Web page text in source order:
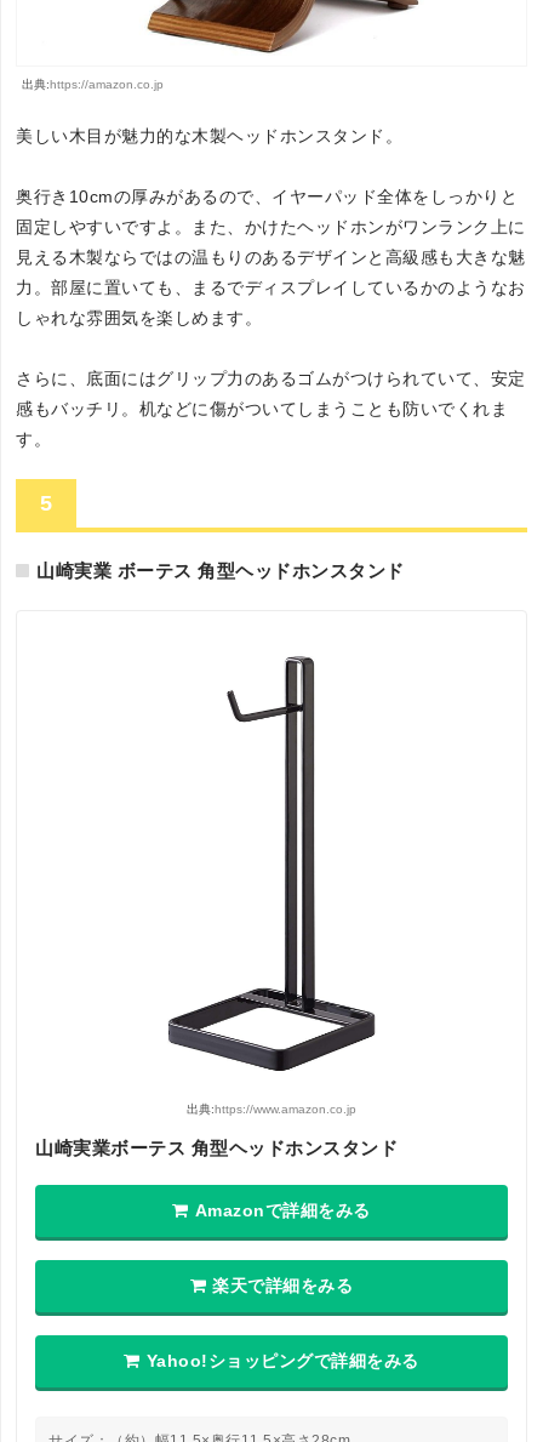
出典:https://amazon.co.jp
美しい木目が魅力的な木製ヘッドホンスタンド。
奥行き10cmの厚みがあるので、イヤーパッド全体をしっかりと
固定しやすいですよ。また、かけたヘッドホンがワンランク上に
見える木製ならではの温もりのあるデザインと高級感も大きな魅
力。部屋に置いても、まるでディスプレイしているかのようなお
しゃれな雰囲気を楽しめます。
さらに、底面にはグリップ力のあるゴムがつけられていて、安定
感もバッチリ。机などに傷がついてしまうことも防いでくれま
す。
5
山崎実業 ボーテス 角型ヘッドホンスタンド
出典:https://www.amazon.co.jp
山崎実業ボーテス 角型ヘッドホンスタンド
Amazonで詳細をみる
楽天で詳細をみる
Yahoo!ショッピングで詳細をみる